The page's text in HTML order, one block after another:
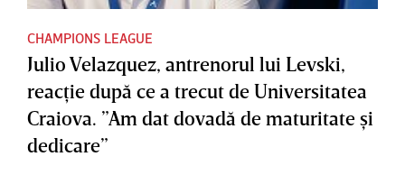
CHAMPIONS LEAGUE
Julio Velazquez, antrenorul lui Levski,
reacţie după ce a trecut de Universitatea
Craiova. ”Am dat dovadă de maturitate şi
dedicare”